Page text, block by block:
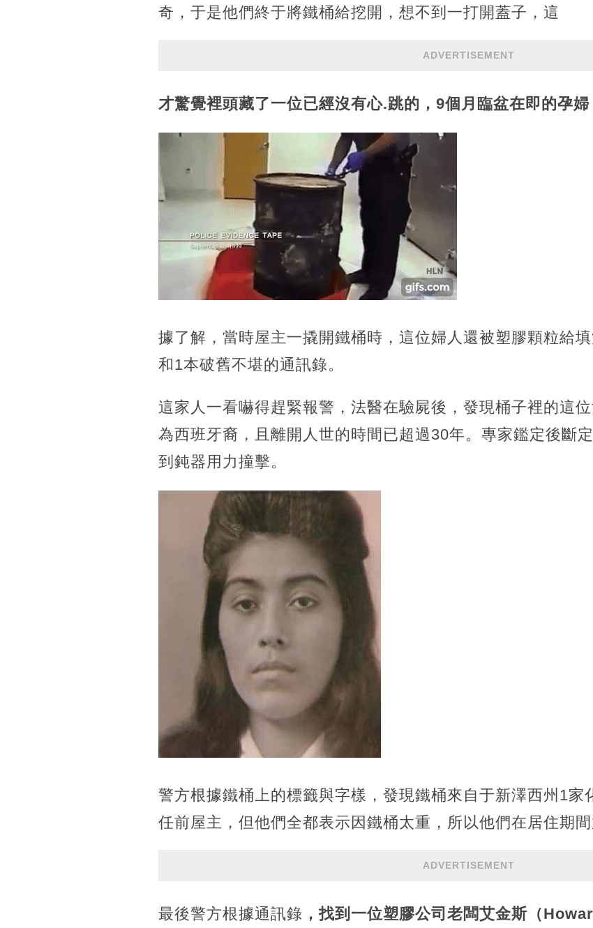
奇，于是他們終于將鐵桶給挖開，想不到一打開蓋子，這
ADVERTISEMENT
才驚覺裡頭藏了一位已經沒有心.跳的，9個月臨盆在即的孕婦
據了解，當時屋主一撬開鐵桶時，這位婦人還被塑膠顆粒給
和1本破舊不堪的通訊錄。
這家人一看嚇得趕緊報警，法醫在驗屍後，發現桶子裡的這
為西班牙裔，且離開人世的時間已超過30年。專家鑑定後斷
到鈍器用力撞擊。
警方根據鐵桶上的標籤與字樣，發現鐵桶來自于新澤西州1家
任前屋主，但他們全都表示因鐵桶太重，所以他們在居住期間
ADVERTISEMENT
最後警方根據通訊錄 ，找到一位塑膠公司老闆艾金斯（